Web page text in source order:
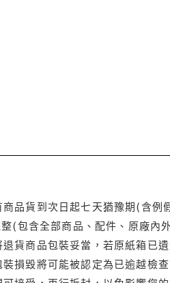
品貨到次日起七天猶豫期(含
(包含全部商品、配件、原廠內
貨商品包裝妥當，若原紙箱已
裝損毀將可能被認定為已逾越